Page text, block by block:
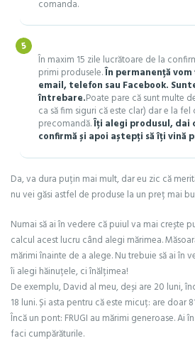
comanda.
În maxim 15 zile lucrătoare de la
primi produsele.În permanență
email, telefon sau Facebook.
întrebare.Poate pare că sunt multe
ca să fim siguri că este clar) dar e la
precomandă.Îți alegi produsul, dai
confirmă și apoi aștepți să îți vină
Da, va dura puțin mai mult, dar eu zic că
nu vei găsi astfel de produse la un preț mai
Numai să ai în vedere că puiul va mai crește
calcul acest lucru când alegi mărimea.
mărimi înainte de a alege. Nu trebuie să ai în
îi alegi hăinuțele, ci înălțimea!
De exemplu, David al meu, deși are 20 luni,
18 luni. Și asta pentru că este micuț: are doar
Încă un pont: FRUGI au mărimi generoase. Ai
faci cumpărăturile.